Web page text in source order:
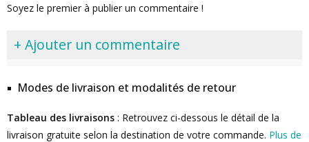
Soyez le premier à publier un commentaire !
+ Ajouter un commentaire
Modes de livraison et modalités de retour
Tableau des livraisons : Retrouvez ci-dessous le détail de la
livraison gratuite selon la destination de votre commande. Plus de